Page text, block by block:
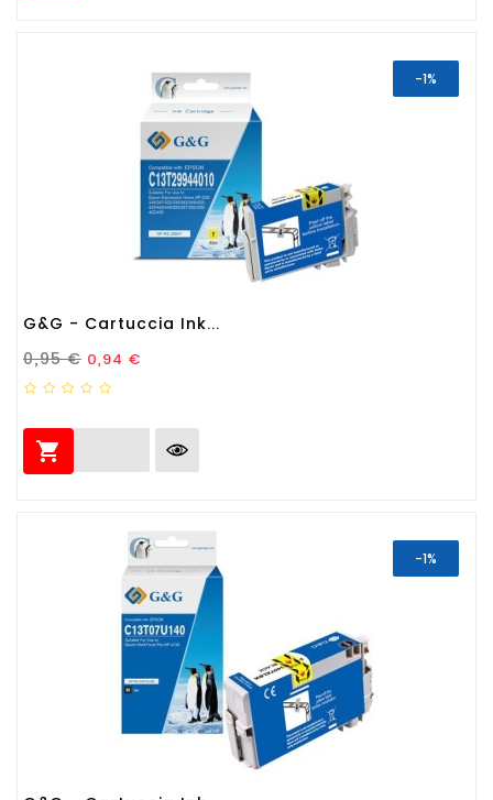
-1%
G&G - Cartuccia Ink...
Prezzo Standard
0,95 € Prezzo
0,94 €

-1%